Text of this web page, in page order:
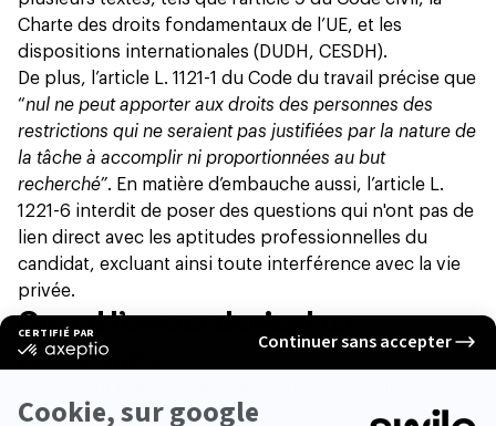
Charte des droits fondamentaux de l’UE, et les
dispositions internationales (DUDH, CESDH).
De plus, l’article L. 1121-1 du Code du travail précise que
“nul ne peut apporter aux droits des personnes des
restrictions qui ne seraient pas justifiées par la nature de
la tâche à accomplir ni proportionnées au but
recherché”. En matière d’embauche aussi, l’article L.
1221-6 interdit de poser des questions qui n'ont pas de
lien direct avec les aptitudes professionnelles du
candidat, excluant ainsi toute interférence avec la vie
privée.
Quand l’amour devient un
problème…
général… il y a un mais ! “La notion de loyauté envers